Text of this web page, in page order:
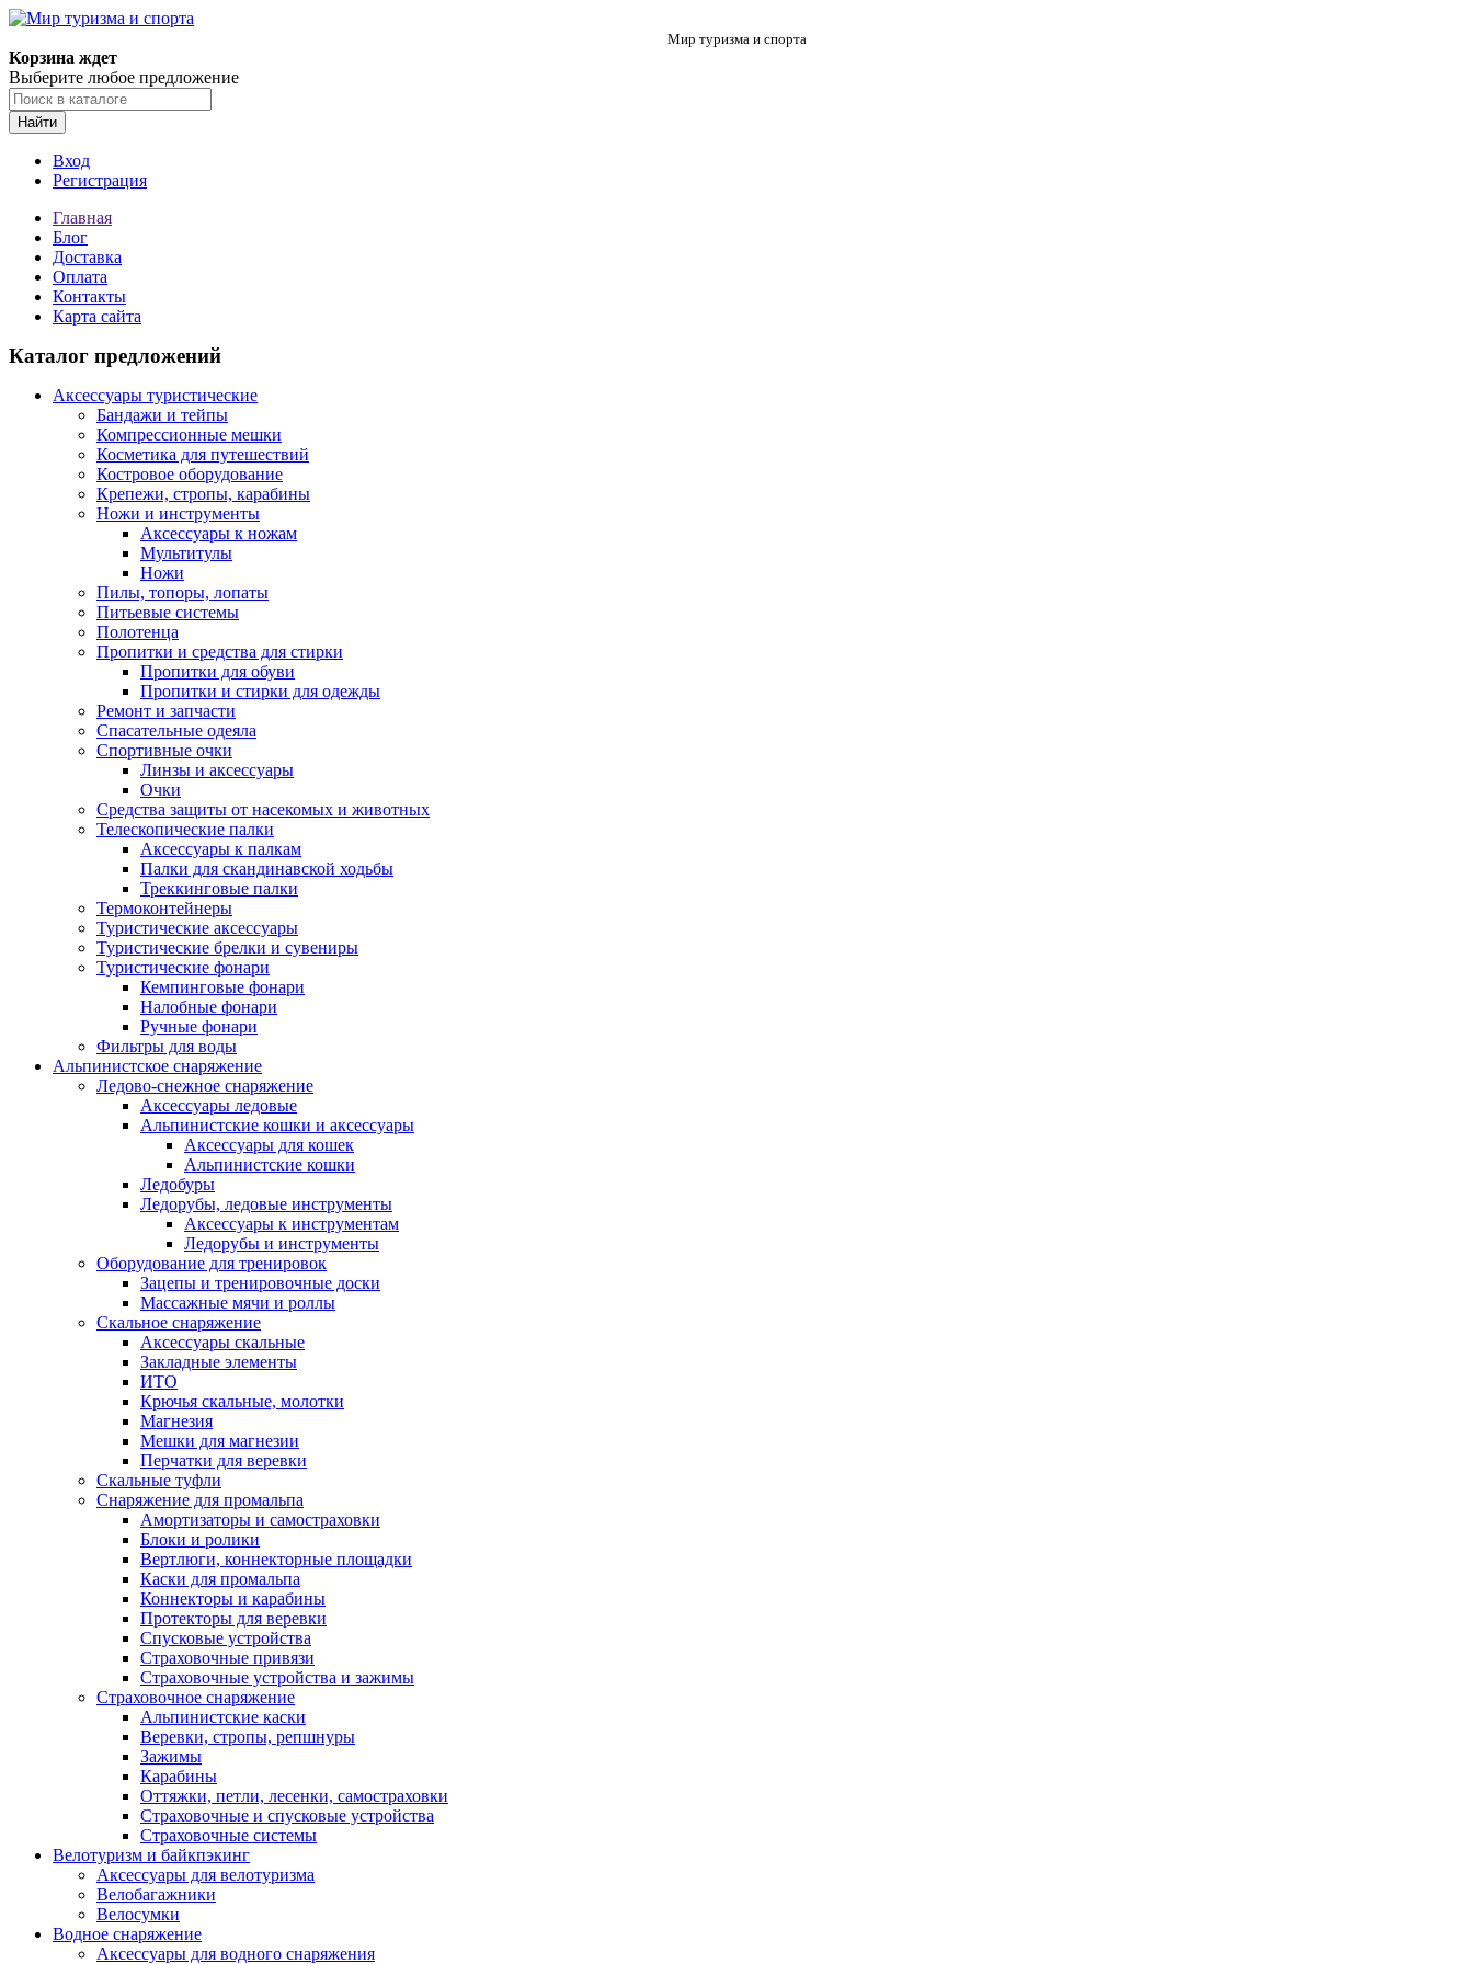
Мир туризма и спорта
Корзина ждет
Выберите любое предложение
Найти
Вход
Регистрация
Главная
Блог
Доставка
Оплата
Контакты
Карта сайта
Каталог предложений
Аксессуары туристические
Бандажи и тейпы
Компрессионные мешки
Косметика для путешествий
Костровое оборудование
Крепежи, стропы, карабины
Ножи и инструменты
Аксессуары к ножам
Мультитулы
Ножи
Пилы, топоры, лопаты
Питьевые системы
Полотенца
Пропитки и средства для стирки
Пропитки для обуви
Пропитки и стирки для одежды
Ремонт и запчасти
Спасательные одеяла
Спортивные очки
Линзы и аксессуары
Очки
Средства защиты от насекомых и животных
Телескопические палки
Аксессуары к палкам
Палки для скандинавской ходьбы
Треккинговые палки
Термоконтейнеры
Туристические аксессуары
Туристические брелки и сувениры
Туристические фонари
Кемпинговые фонари
Налобные фонари
Ручные фонари
Фильтры для воды
Альпинистское снаряжение
Ледово-снежное снаряжение
Аксессуары ледовые
Альпинистские кошки и аксессуары
Аксессуары для кошек
Альпинистские кошки
Ледобуры
Ледорубы, ледовые инструменты
Аксессуары к инструментам
Ледорубы и инструменты
Оборудование для тренировок
Зацепы и тренировочные доски
Массажные мячи и роллы
Скальное снаряжение
Аксессуары скальные
Закладные элементы
ИТО
Крючья скальные, молотки
Магнезия
Мешки для магнезии
Перчатки для веревки
Скальные туфли
Снаряжение для промальпа
Амортизаторы и самостраховки
Блоки и ролики
Вертлюги, коннекторные площадки
Каски для промальпа
Коннекторы и карабины
Протекторы для веревки
Спусковые устройства
Страховочные привязи
Страховочные устройства и зажимы
Страховочное снаряжение
Альпинистские каски
Веревки, стропы, репшнуры
Зажимы
Карабины
Оттяжки, петли, лесенки, самостраховки
Страховочные и спусковые устройства
Страховочные системы
Велотуризм и байкпэкинг
Аксессуары для велотуризма
Велобагажники
Велосумки
Водное снаряжение
Аксессуары для водного снаряжения